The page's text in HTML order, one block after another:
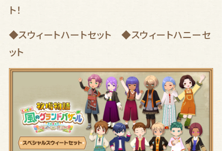
ト！
◆スウィートハートセット ◆スウィートハニーセ
ット
※実際の販売価格は各小売店の店頭または
店舗別購入特典はこちら